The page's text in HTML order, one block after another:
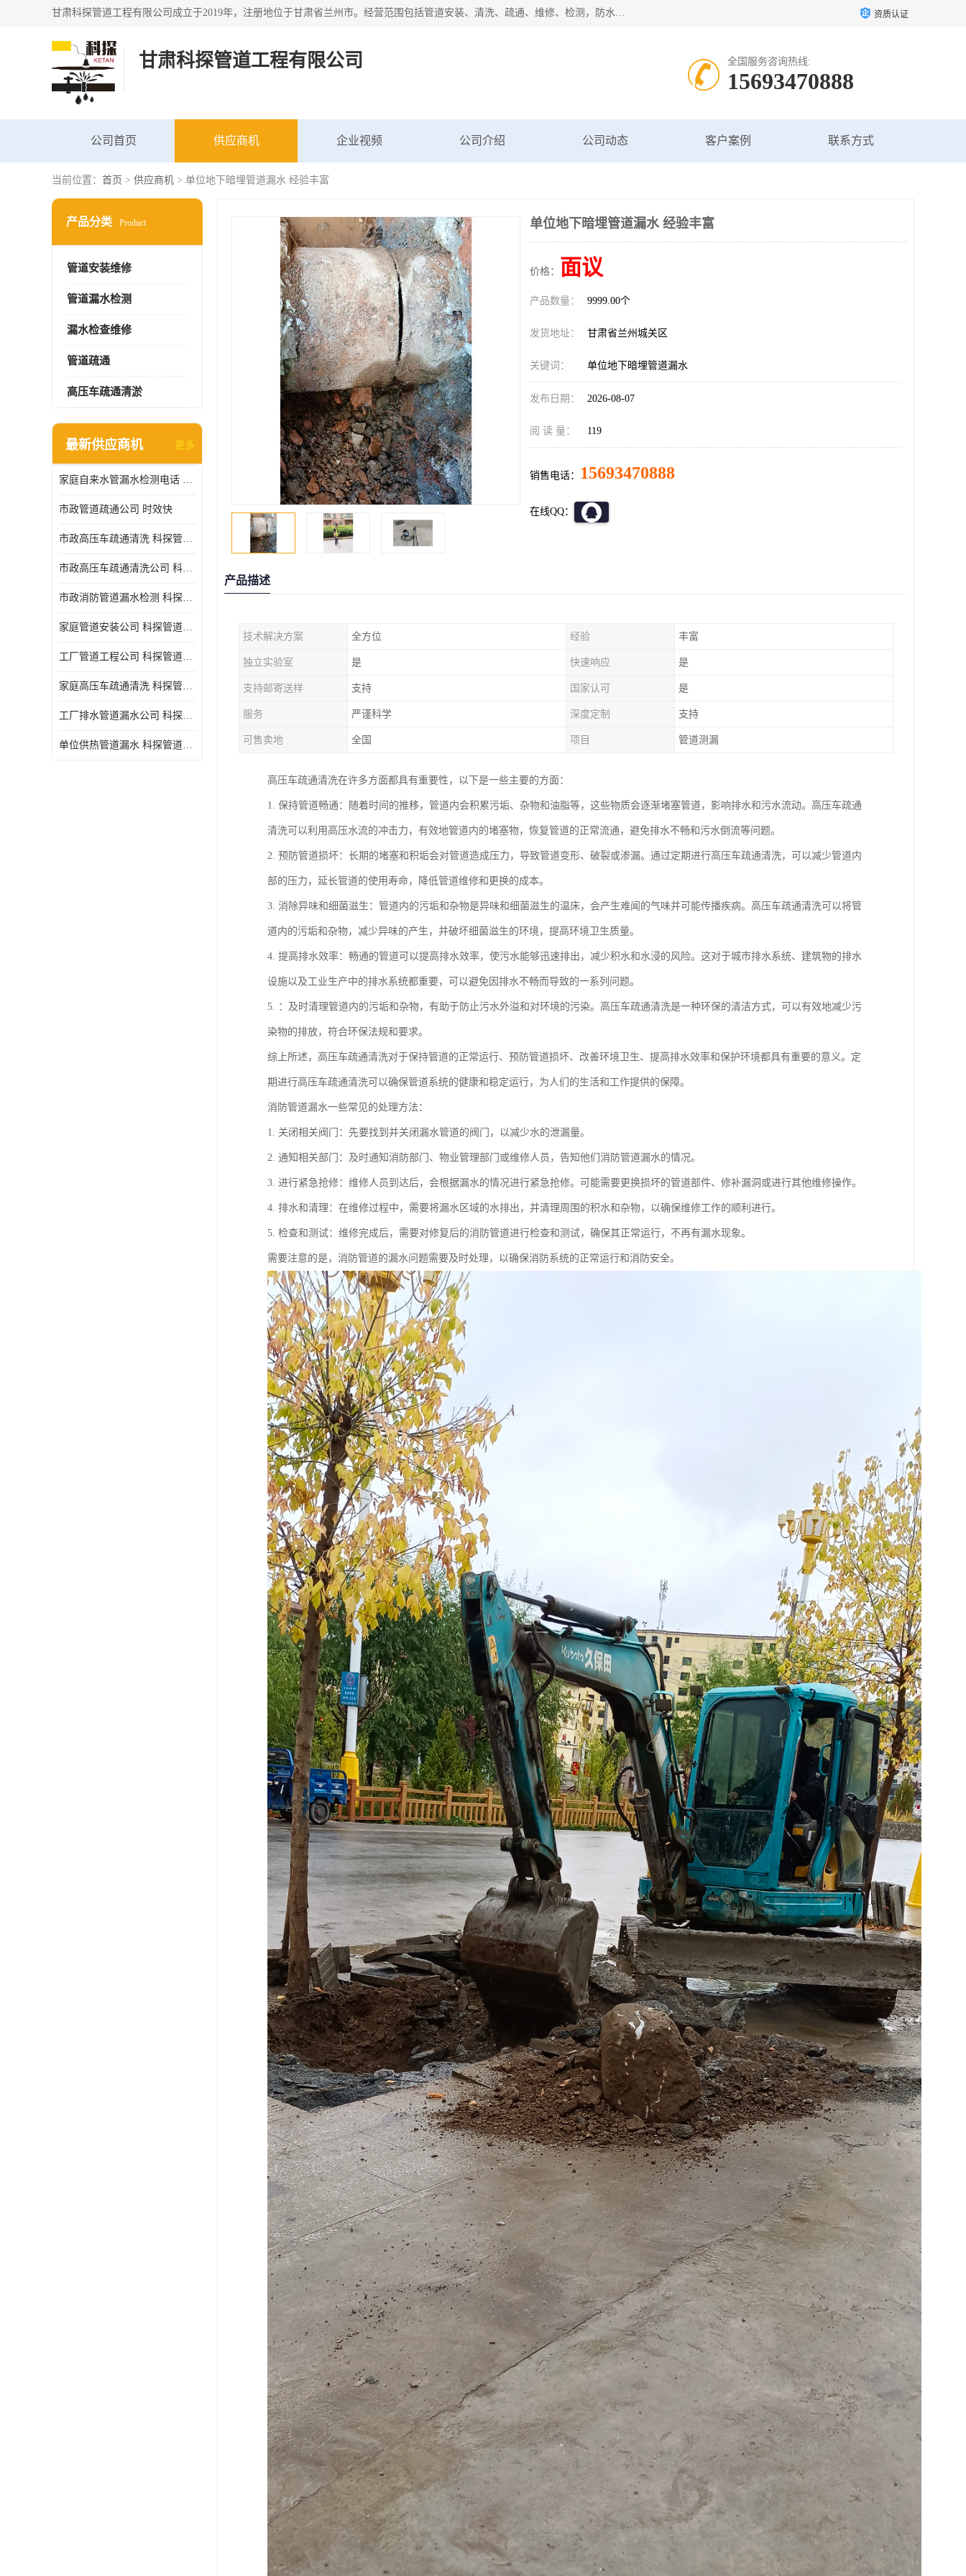
甘肃科探管道工程有限公司成立于2019年，注册地位于甘肃省兰州市。经营范围包括管道安装、清洗、疏通、维修、检测，防水工程，工程钻孔，化粪池清理，暖气安装，给排水管道安装维修，室内外管道如消防、供水、供热管道漏水检测定位，室内外防水堵漏等。 资质认证
甘肃科探管道工程有限公司 全国服务咨询热线:
15693470888
公司首页 供应商机 企业视频 公司介绍 公司动态 客户案例 联系方式
当前位置： 首页 > 供应商机 > 单位地下暗埋管道漏水 经验丰富
产品分类 Product
管道安装维修
管道漏水检测
漏水检查维修
管道疏通
高压车疏通清淤
最新供应商机 更多
家庭自来水管漏水检测电话 服务周到
市政管道疏通公司 时效快
市政高压车疏通清洗 科探管道工程 设备齐
市政高压车疏通清洗公司 科探管道工程 经验丰富
市政消防管道漏水检测 科探管道工程 快速上门
家庭管道安装公司 科探管道工程 团队服务
工厂管道工程公司 科探管道工程 时效快
家庭高压车疏通清洗 科探管道工程 服务周到
工厂排水管道漏水公司 科探管道工程 快速上门
单位供热管道漏水 科探管道工程 设备齐
单位地下暗埋管道漏水 经验丰富
价格： 面议
产品数量： 9999.00个
发货地址： 甘肃省兰州城关区
关键词： 单位地下暗埋管道漏水
发布日期： 2026-08-07
阅 读 量： 119
销售电话： 15693470888
在线QQ：
产品描述
技术解决方案 全方位 经验 丰富
独立实验室 是 快速响应 是
支持邮寄送样 支持 国家认可 是
服务 严谨科学 深度定制 支持
可售卖地 全国 项目 管道测漏
高压车疏通清洗在许多方面都具有重要性，以下是一些主要的方面：
1. 保持管道畅通：随着时间的推移，管道内会积累污垢、杂物和油脂等，这些物质会逐渐堵塞管道，影响排水和污水流动。高压车疏通
清洗可以利用高压水流的冲击力，有效地管道内的堵塞物，恢复管道的正常流通，避免排水不畅和污水倒流等问题。
2. 预防管道损坏：长期的堵塞和积垢会对管道造成压力，导致管道变形、破裂或渗漏。通过定期进行高压车疏通清洗，可以减少管道内
部的压力，延长管道的使用寿命，降低管道维修和更换的成本。
3. 消除异味和细菌滋生：管道内的污垢和杂物是异味和细菌滋生的温床，会产生难闻的气味并可能传播疾病。高压车疏通清洗可以将管
道内的污垢和杂物，减少异味的产生，并破坏细菌滋生的环境，提高环境卫生质量。
4. 提高排水效率：畅通的管道可以提高排水效率，使污水能够迅速排出，减少积水和水浸的风险。这对于城市排水系统、建筑物的排水
设施以及工业生产中的排水系统都重要，可以避免因排水不畅而导致的一系列问题。
5. ：及时清理管道内的污垢和杂物，有助于防止污水外溢和对环境的污染。高压车疏通清洗是一种环保的清洁方式，可以有效地减少污
染物的排放，符合环保法规和要求。
综上所述，高压车疏通清洗对于保持管道的正常运行、预防管道损坏、改善环境卫生、提高排水效率和保护环境都具有重要的意义。定
期进行高压车疏通清洗可以确保管道系统的健康和稳定运行，为人们的生活和工作提供的保障。
消防管道漏水一些常见的处理方法：
1. 关闭相关阀门：先要找到并关闭漏水管道的阀门，以减少水的泄漏量。
2. 通知相关部门：及时通知消防部门、物业管理部门或维修人员，告知他们消防管道漏水的情况。
3. 进行紧急抢修：维修人员到达后，会根据漏水的情况进行紧急抢修。可能需要更换损坏的管道部件、修补漏洞或进行其他维修操作。
4. 排水和清理：在维修过程中，需要将漏水区域的水排出，并清理周围的积水和杂物，以确保维修工作的顺利进行。
5. 检查和测试：维修完成后，需要对修复后的消防管道进行检查和测试，确保其正常运行，不再有漏水现象。
需要注意的是，消防管道的漏水问题需要及时处理，以确保消防系统的正常运行和消防安全。